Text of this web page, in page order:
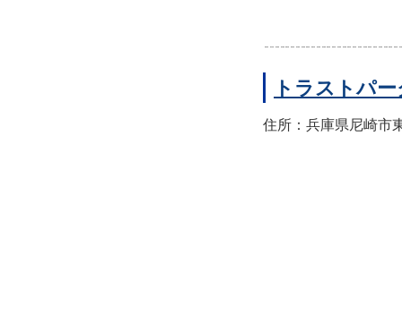
トラストパ
住所：兵庫県尼崎市